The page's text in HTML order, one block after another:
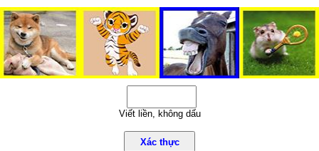
Viết liền, không dấu
Xác thực